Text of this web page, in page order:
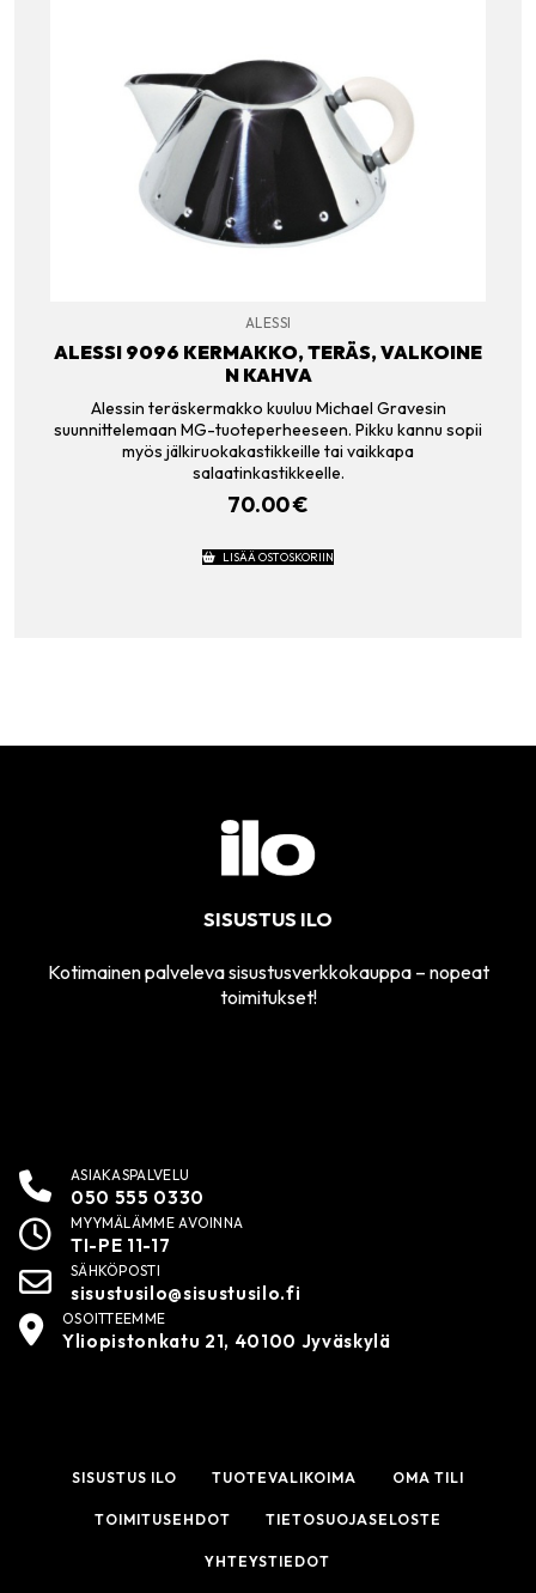
ALESSI
ALESSI 9096 KERMAKKO, TERÄS, VALKOINE
N KAHVA
Alessin teräskermakko kuuluu Michael Gravesin
suunnittelemaan MG-tuoteperheeseen. Pikku kannu sopii
myös jälkiruokakastikkeille tai vaikkapa
salaatinkastikkeelle.
70.00€
LISÄÄ OSTOSKORIIN
SISUSTUS ILO
Kotimainen palveleva sisustusverkkokauppa – nopeat
toimitukset!
ASIAKASPALVELU
050 555 0330
MYYMÄLÄMME AVOINNA
TI-PE 11-17
SÄHKÖPOSTI
sisustusilo@sisustusilo.fi
OSOITTEEMME
Yliopistonkatu 21, 40100 Jyväskylä
SISUSTUS ILO TUOTEVALIKOIMA OMA TILI
TOIMITUSEHDOT TIETOSUOJASELOSTE
YHTEYSTIEDOT